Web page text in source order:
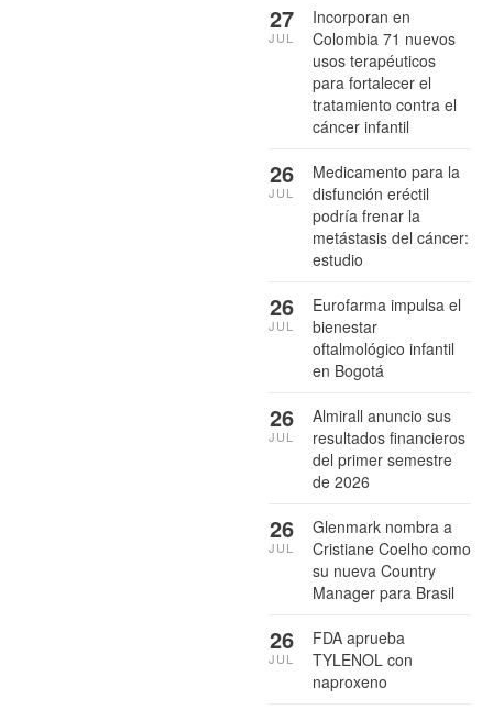
Incorporan en
Colombia 71 nuevos
usos terapéuticos
para fortalecer el
tratamiento contra el
cáncer infantil
27
JUL
Medicamento para la
disfunción eréctil
podría frenar la
metástasis del cáncer:
estudio
26
JUL
Eurofarma impulsa el
bienestar
oftalmológico infantil
en Bogotá
26
JUL
Almirall anuncio sus
resultados financieros
del primer semestre
de 2026
26
JUL
Glenmark nombra a
Cristiane Coelho como
su nueva Country
Manager para Brasil
26
JUL
FDA aprueba
TYLENOL con
naproxeno
26
JUL